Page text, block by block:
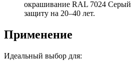
окрашивание RAL 7024 Серый
защиту на 20–40 лет.
Применение
Идеальный выбор для: